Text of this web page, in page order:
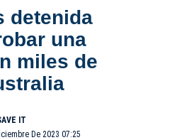
detenida
una
miles de
De 2023 07:25